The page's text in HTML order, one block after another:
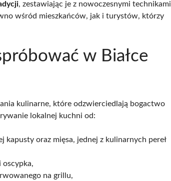
, zestawiając je z nowoczesnymi technikami
wśród mieszkańców, jak i turystów, którzy
w Białce
kulinarne, które odzwierciedlają bogactwo
lokalnej kuchni od:
kapusty oraz mięsa, jednej z kulinarnych pereł
oscypka,
na grillu,